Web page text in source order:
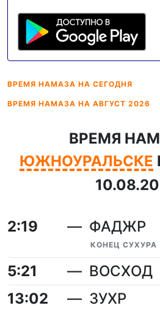
ВРЕМЯ НАМАЗА НА СЕГОДНЯ
ВРЕМЯ НАМАЗА НА АВГУСТ 2026
ВРЕМЯ
ЮЖНОУРАЛЬСКЕ
2:19 ФАДЖР
КОНЕЦ СУХУРА
5:21
ВОСХОД
13:02
ЗУХР